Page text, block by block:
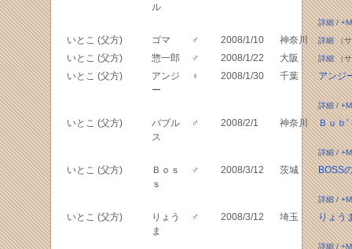
ル
詳細/
いとこ (父方) ゴマ ♂ 2008/1/10 神奈川 詳細（サ
いとこ (父方) 惣一郎 ♂ 2008/1/22 大阪 詳細（サ
いとこ (父方)
アンジ
ー
♀ 2008/1/30 千葉 アンジ
詳細/
いとこ (父方)
バブル
ス
♂ 2008/2/1 神奈川 Ｂｕｂ
詳細/
いとこ (父方)
Ｂｏｓ
ｓ
♂ 2008/3/12 茨城 BOSS
詳細/
いとこ (父方)
りょう
ま
♂ 2008/3/12 埼玉 りょう
詳細/